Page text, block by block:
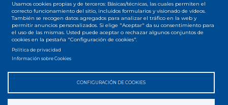
Menú
del
Accesibilidad Privacidad Legal Cookies
Usamos cookies propias y de terceros: Básicas/técnicas, las cuales permiten el
correcto funcionamiento del sitio, incluidos formularios y visionado de vídeos.
También se recogen datos agregados para analizar el tráfico en la web y
permitir anuncios personalizados. Si elige "Aceptar" da su consentimiento para
el uso de las mismas. Usted puede aceptar o rechazar algunos conjuntos de
cookies en la pestaña "Configuración de cookies".
Política de privacidad
Información sobre Cookies
CONFIGURACIÓN DE COOKIES